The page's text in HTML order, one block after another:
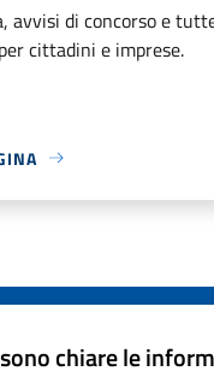
avvisi di concorso e
cittadini e imprese.
chiare le